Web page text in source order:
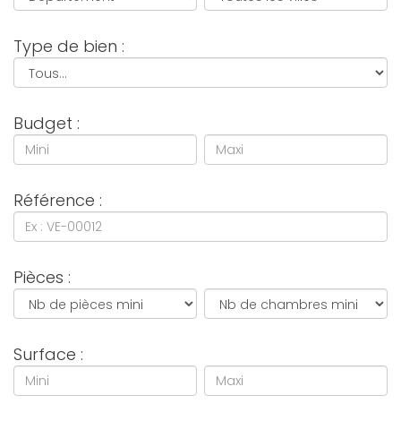
Type de bien :
Budget :
Référence :
Pièces :
Surface :